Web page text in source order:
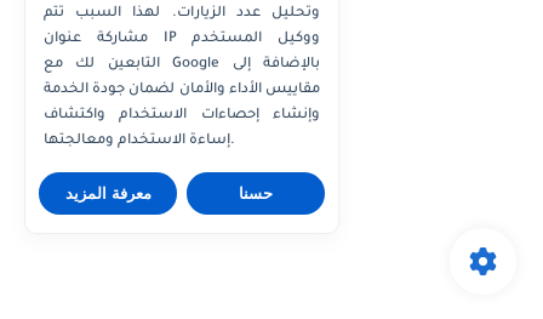
وتحليل عدد الزيارات. لهذا السبب تتم
مشاركة عنوان IP ووكيل المستخدم
التابعين لك مع Google بالإضافة إلى
مقاييس الأداء والأمان لضمان جودة الخدمة
وإنشاء إحصاءات الاستخدام واكتشاف
إساءة الاستخدام ومعالجتها.
معرفة المزيد حسنا